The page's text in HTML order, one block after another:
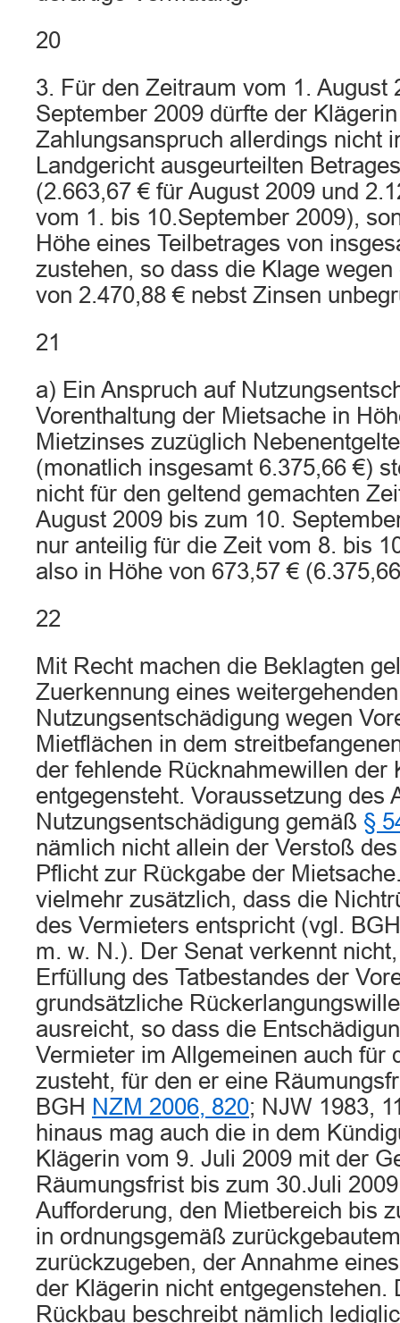
20
3. Für den Zeitraum vom 1. August
September 2009 dürfte der
Zahlungsanspruch allerdings nicht
Landgericht ausgeurteilten
(2.663,67 € für August 2009 und
vom 1. bis 10.September 2009),
Höhe eines Teilbetrages von
zustehen, so dass die Klage
von 2.470,88 € nebst Zinsen
21
a) Ein Anspruch auf
Vorenthaltung der Mietsache in
Mietzinses zuzüglich
(monatlich insgesamt 6.375,66 €)
nicht für den geltend gemachten
August 2009 bis zum 10.
nur anteilig für die Zeit vom 8. bis
also in Höhe von 673,57 €
22
Mit Recht machen die Beklagten
Zuerkennung eines
Nutzungsentschädigung wegen
Mietflächen in dem
der fehlende Rücknahmewillen der
entgegensteht. Voraussetzung des
Nutzungsentschädigung gemäß §
nämlich nicht allein der Verstoß
Pflicht zur Rückgabe der
vielmehr zusätzlich, dass die
des Vermieters entspricht (vgl.
m. w. N.). Der Senat verkennt
Erfüllung des Tatbestandes der
grundsätzliche
ausreicht, so dass die
Vermieter im Allgemeinen auch für
zusteht, für den er eine
BGH NZM 2006, 820; NJW 1983,
hinaus mag auch die in dem
Klägerin vom 9. Juli 2009 mit der
Räumungsfrist bis zum 30.Juli
Aufforderung, den Mietbereich bis
in ordnungsgemäß
zurückzugeben, der Annahme
der Klägerin nicht entgegenstehen.
Rückbau beschreibt nämlich